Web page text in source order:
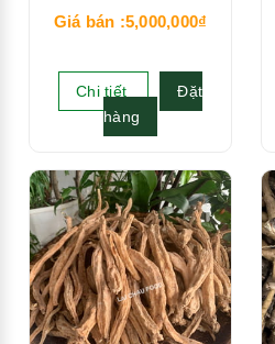
Giá bán :5,000,000₫
Chi tiết
Đặt
hàng